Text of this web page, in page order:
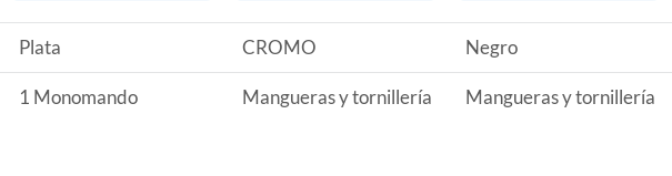
gris MAA065G
nuestros sifones y desagües, esenciales para el correcto funcionamiento
lavabos y ovalines que se adaptarán perfectamente al estilo que buscas,
en tu baño.
Plata CROMO Negro
1 Monomando Mangueras y tornillería Mangueras y tornillería